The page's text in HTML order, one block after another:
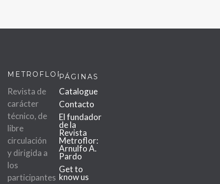
METROFLOR
Revista de
carácter
técnico, de
libre
circulación
y dirigida a
los
participantes
PÁGINAS
Catalogue
Contacto
El fundador
de la
Revista
Metroflor:
Arnulfo A.
Pardo
Get to
know us